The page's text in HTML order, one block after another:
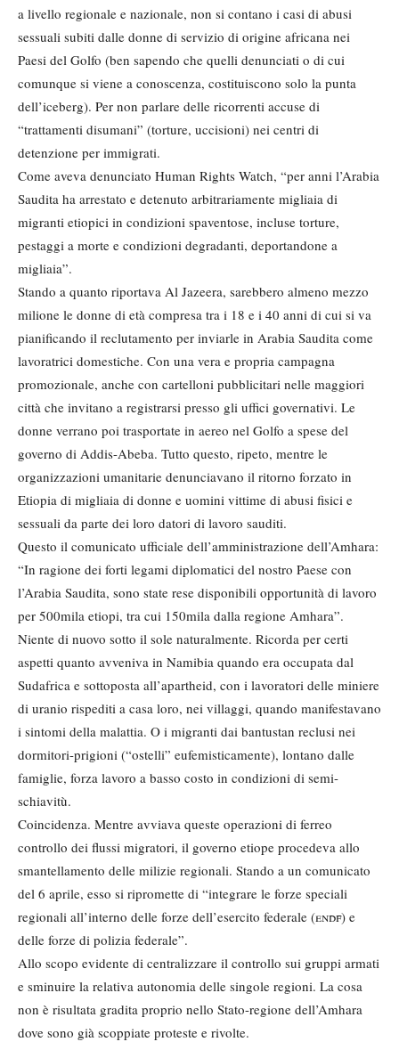
a livello regionale e nazionale, non si contano i casi di abusi
sessuali subiti dalle donne di servizio di origine africana nei
Paesi del Golfo (ben sapendo che quelli denunciati o di cui
comunque si viene a conoscenza, costituiscono solo la punta
dell’iceberg). Per non parlare delle ricorrenti accuse di
“trattamenti disumani” (torture, uccisioni) nei centri di
detenzione per immigrati.
Come aveva denunciato Human Rights Watch, “per anni l’Arabia
Saudita ha arrestato e detenuto arbitrariamente migliaia di
migranti etiopici in condizioni spaventose, incluse torture,
pestaggi a morte e condizioni degradanti, deportandone a
migliaia”.
Stando a quanto riportava Al Jazeera, sarebbero almeno mezzo
milione le donne di età compresa tra i 18 e i 40 anni di cui si va
pianificando il reclutamento per inviarle in Arabia Saudita come
lavoratrici domestiche. Con una vera e propria campagna
promozionale, anche con cartelloni pubblicitari nelle maggiori
città che invitano a registrarsi presso gli uffici governativi. Le
donne verrano poi trasportate in aereo nel Golfo a spese del
governo di Addis-Abeba. Tutto questo, ripeto, mentre le
organizzazioni umanitarie denunciavano il ritorno forzato in
Etiopia di migliaia di donne e uomini vittime di abusi fisici e
sessuali da parte dei loro datori di lavoro sauditi.
Questo il comunicato ufficiale dell’amministrazione dell’Amhara:
“In ragione dei forti legami diplomatici del nostro Paese con
l’Arabia Saudita, sono state rese disponibili opportunità di lavoro
per 500mila etiopi, tra cui 150mila dalla regione Amhara”.
Niente di nuovo sotto il sole naturalmente. Ricorda per certi
aspetti quanto avveniva in Namibia quando era occupata dal
Sudafrica e sottoposta all’apartheid, con i lavoratori delle miniere
di uranio rispediti a casa loro, nei villaggi, quando manifestavano
i sintomi della malattia. O i migranti dai bantustan reclusi nei
dormitori-prigioni (“ostelli” eufemisticamente), lontano dalle
famiglie, forza lavoro a basso costo in condizioni di semi-
schiavitù.
Coincidenza. Mentre avviava queste operazioni di ferreo
controllo dei flussi migratori, il governo etiope procedeva allo
smantellamento delle milizie regionali. Stando a un comunicato
del 6 aprile, esso si ripromette di “integrare le forze speciali
regionali all’interno delle forze dell’esercito federale (endf) e
delle forze di polizia federale”.
Allo scopo evidente di centralizzare il controllo sui gruppi armati
e sminuire la relativa autonomia delle singole regioni. La cosa
non è risultata gradita proprio nello Stato-regione dell’Amhara
dove sono già scoppiate proteste e rivolte.